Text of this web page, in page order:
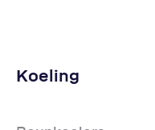
Koeling